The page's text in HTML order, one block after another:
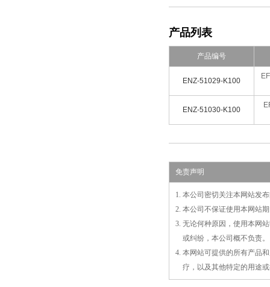
产品列表
产品编号
ENZ-51029-K100
ENZ-51030-K100
免责声明
1. 本公司密切关注本网站发
2. 本公司不保证使用本网站
3. 无论何种原因，使用本网
或纠纷，本公司概不负责。
4. 本网站可提供的所有产品
疗，以及其他特定的用途